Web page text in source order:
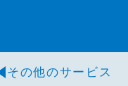
その他のサービス